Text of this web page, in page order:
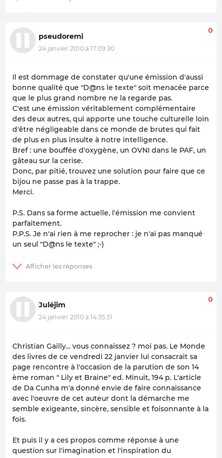
pseudoremi
24 janvier 2010 à 17:09:30
0
Il est dommage de constater qu'une émission d'aussi
bonne qualité que "D@ns le texte" soit menacée parce
que le plus grand nombre ne la regarde pas.
C'est une émission véritablement complémentaire
des deux autres, qui apporte une touche culturelle loin
d'être négligeable dans ce monde de brutes qui fait
de plus en plus insulte à notre intelligence.
Bref : une bouffée d'oxygène, un OVNI dans le PAF, un
gâteau sur la cerise.
Donc, par pitié, trouvez une solution pour faire que ce
bijou ne passe pas à la trappe.
Merci.
P.S. Dans sa forme actuelle, l'émission me convient
parfaitement.
P.P.S. Je n'ai rien à me reprocher : je n'ai pas manqué
un seul "D@ns le texte" ;-)
Juléjim
24 janvier 2010 à 14:35:51
0
Christian Gailly... vous connaissez ? moi pas. Le Monde
des livres de ce vendredi 22 janvier lui consacrait sa
page rencontre à l'occasion de la parution de son 14
ème roman " Lily et Braine" ed. Minuit, 194 p. L'article
de Da Cunha m'a donné envie de faire connaissance
avec l'oeuvre de cet auteur dont la démarche me
semble exigeante, sincère, sensible et foisonnante à la
fois.
Et puis il y a ces propos comme réponse à une
question sur l'imagination et l'inspiration du